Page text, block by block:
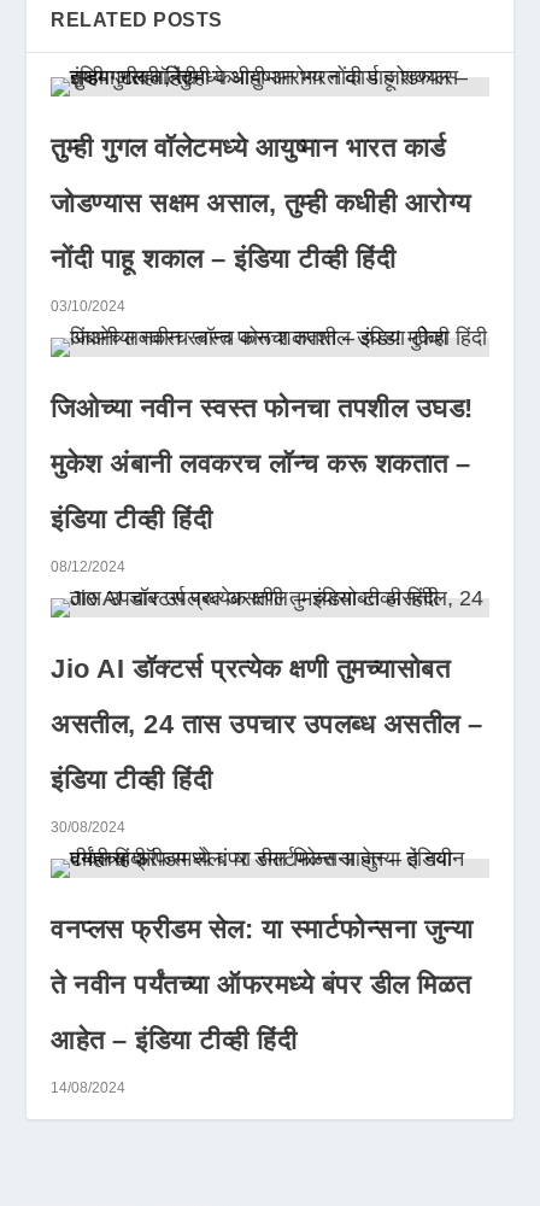
RELATED POSTS
तुम्ही गुगल वॉलेटमध्ये आयुष्मान भारत कार्ड
जोडण्यास सक्षम असाल, तुम्ही कधीही आरोग्य
नोंदी पाहू शकाल – इंडिया टीव्ही हिंदी
03/10/2024
जिओच्या नवीन स्वस्त फोनचा तपशील उघड!
मुकेश अंबानी लवकरच लॉन्च करू शकतात –
इंडिया टीव्ही हिंदी
08/12/2024
Jio AI डॉक्टर्स प्रत्येक क्षणी तुमच्यासोबत
असतील, 24 तास उपचार उपलब्ध असतील –
इंडिया टीव्ही हिंदी
30/08/2024
वनप्लस फ्रीडम सेल: या स्मार्टफोन्सना जुन्या
ते नवीन पर्यंतच्या ऑफरमध्ये बंपर डील मिळत
आहेत – इंडिया टीव्ही हिंदी
14/08/2024